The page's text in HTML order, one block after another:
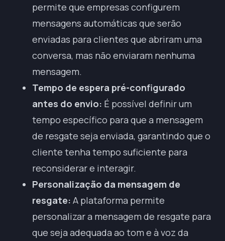
permite que empresas configurem
mensagens automáticas que serão
enviadas para clientes que abriram uma
conversa, mas não enviaram nenhuma
mensagem.
Tempo de espera pré-configurado
antes do envio: É possível definir um
tempo específico para que a mensagem
de resgate seja enviada, garantindo que o
cliente tenha tempo suficiente para
reconsiderar e interagir.
Personalização da mensagem de
resgate: A plataforma permite
personalizar a mensagem de resgate para
que seja adequada ao tom e à voz da